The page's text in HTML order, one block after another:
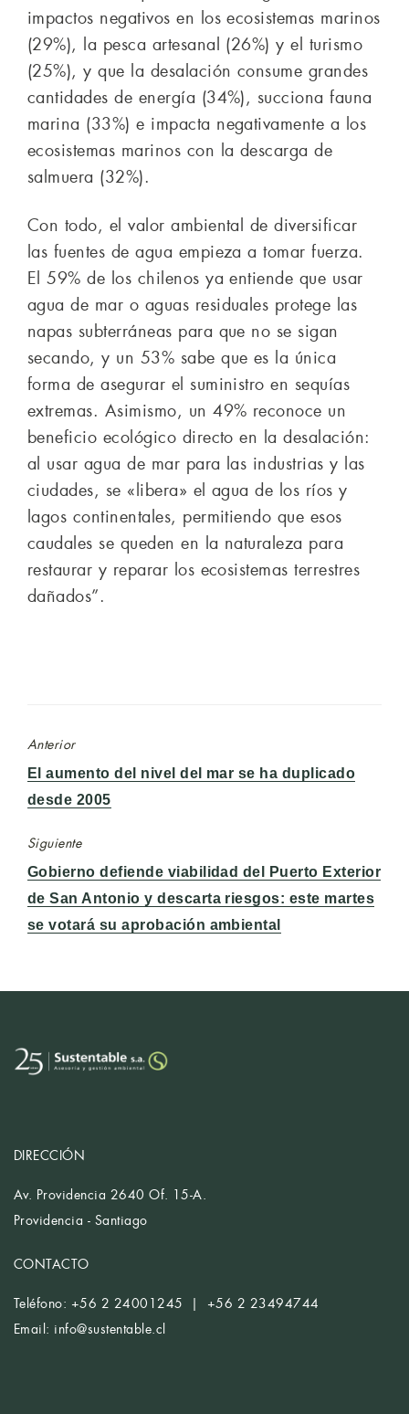
impactos negativos en los ecosistemas marinos
(29%), la pesca artesanal (26%) y el turismo
(25%), y que la desalación consume grandes
cantidades de energía (34%), succiona fauna
marina (33%) e impacta negativamente a los
ecosistemas marinos con la descarga de
salmuera (32%).
Con todo, el valor ambiental de diversificar
las fuentes de agua empieza a tomar fuerza.
El 59% de los chilenos ya entiende que usar
agua de mar o aguas residuales protege las
napas subterráneas para que no se sigan
secando, y un 53% sabe que es la única
forma de asegurar el suministro en sequías
extremas. Asimismo, un 49% reconoce un
beneficio ecológico directo en la desalación:
al usar agua de mar para las industrias y las
ciudades, se «libera» el agua de los ríos y
lagos continentales, permitiendo que esos
caudales se queden en la naturaleza para
restaurar y reparar los ecosistemas terrestres
dañados”.
Anterior
Entrada
anterior:
El aumento del nivel del mar se ha duplicado
desde 2005
Siguiente
Entrada
siguiente:
Gobierno defiende viabilidad del Puerto Exterior
de San Antonio y descarta riesgos: este martes
se votará su aprobación ambiental
DIRECCIÓN
Av. Providencia 2640 Of. 15-A.
Providencia - Santiago
CONTACTO
Teléfono: +56 2 24001245 | +56 2 23494744
Email: info@sustentable.cl